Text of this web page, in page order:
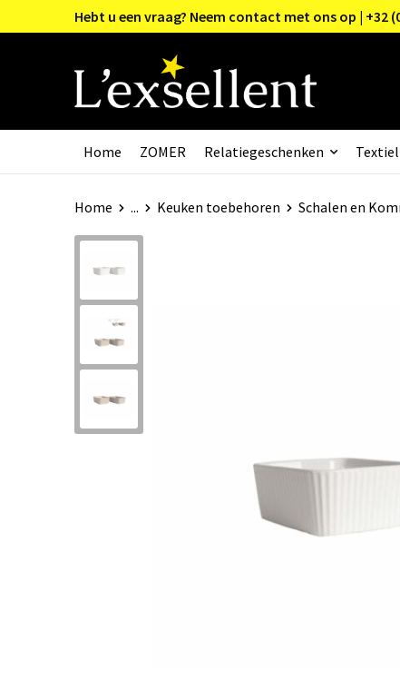
Hebt u een vraag? Neem contact met ons op | +32
Home ZOMER Relatiegeschenken Textiel
Home ... Keuken toebehoren Schalen en